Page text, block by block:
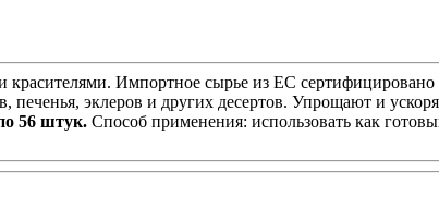
Импортное сырье из ЕС сертифицировано
эклеров и других десертов. Упрощают и
56 штук. Способ применения: использовать как